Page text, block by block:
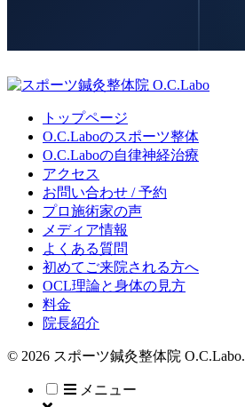
トップページ
O.C.Laboのスポーツ整体
O.C.Laboの自律神経治療
アクセス
お問い合わせ / 予約
プロ施術家の声
メディア情報
よくある質問
初めてご来院される方へ
OCL理論と身体の見方
料金
院長紹介
© 2026 スポーツ鍼灸整体院 O.C.Labo.
メニュー